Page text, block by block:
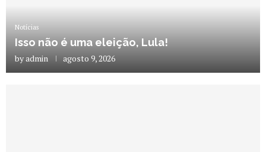
Notícias
Isso não é uma eleição, Lula!
byadmin agosto 9, 2026